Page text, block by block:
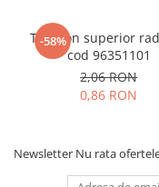
-58%
Tampon superior
cod 96351101
2,06 RON
0,86 RON
Newsletter Nu rata